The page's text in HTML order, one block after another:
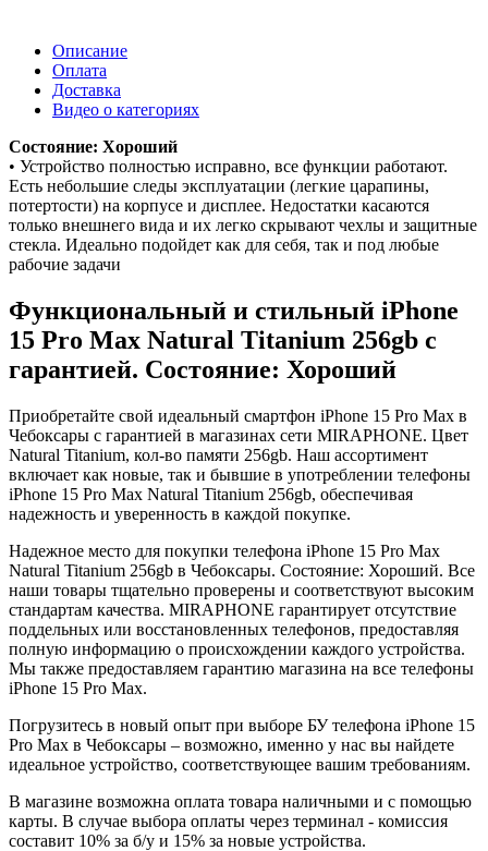
Описание
Оплата
Доставка
Видео о категориях
Состояние: Хороший
• Устройство полностью исправно, все функции работают.
Есть небольшие следы эксплуатации (легкие царапины,
потертости) на корпусе и дисплее. Недостатки касаются
только внешнего вида и их легко скрывают чехлы и защитные
стекла. Идеально подойдет как для себя, так и под любые
рабочие задачи
Функциональный и стильный iPhone
15 Pro Max Natural Titanium 256gb с
гарантией. Состояние: Хороший
Приобретайте свой идеальный смартфон iPhone 15 Pro Max в
Чебоксары с гарантией в магазинах сети MIRAPHONE. Цвет
Natural Titanium, кол-во памяти 256gb. Наш ассортимент
включает как новые, так и бывшие в употреблении телефоны
iPhone 15 Pro Max Natural Titanium 256gb, обеспечивая
надежность и уверенность в каждой покупке.
Надежное место для покупки телефона iPhone 15 Pro Max
Natural Titanium 256gb в Чебоксары. Состояние: Хороший. Все
наши товары тщательно проверены и соответствуют высоким
стандартам качества. MIRAPHONE гарантирует отсутствие
поддельных или восстановленных телефонов, предоставляя
полную информацию о происхождении каждого устройства.
Мы также предоставляем гарантию магазина на все телефоны
iPhone 15 Pro Max.
Погрузитесь в новый опыт при выборе БУ телефона iPhone 15
Pro Max в Чебоксары – возможно, именно у нас вы найдете
идеальное устройство, соответствующее вашим требованиям.
В магазине возможна оплата товара наличными и с помощью
карты. В случае выбора оплаты через терминал - комиссия
составит 10% за б/у и 15% за новые устройства.